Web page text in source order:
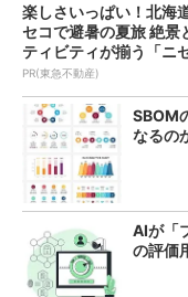
楽しさいっぱい！北海
セコで避暑の夏旅 絶景
ティビティが揃う「ニ
急 グラン・ヒラフ」～
PR(東急不動産)
SBOM
なるの
AIが「
の評価